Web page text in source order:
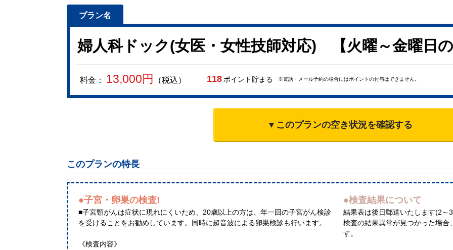
婦人科ドック(女医・女性技師対応) 【火曜～金曜日
料金： 13,000円 （税込） 118 ポイント貯まる ※電話・メール予約の場合にはポイントの付与はできません。
▼このプランの空き状況を確認する
このプランの特長
●子宮・卵巣の検査!
■子宮頸がんは症状に現れにくいため、20歳以上の方は、年一回の子宮がん検診
を受けることをお勧めしています。同時に超音波による卵巣検診も行います。
《検査内容》
●検査結果について
結果表は後日郵送いたします(2～
検査の結果異常が見つかった場
す。